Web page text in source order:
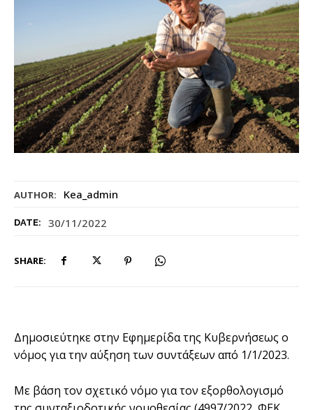
AUTHOR: Kea_admin
DATE: 30/11/2022
SHARE:
Δημοσιεύτηκε στην Εφημερίδα της Κυβερνήσεως ο
νόμος για την αύξηση των συντάξεων από 1/1/2023.
Με βάση τον σχετικό νόμο για τον εξορθολογισμό